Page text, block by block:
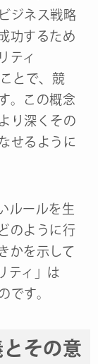
ジネス戦略
功するため
ティ
とで、競
。この概念
り深くその
せるように
ルールを生
のように行
かを示して
ティ」は
です。
その意